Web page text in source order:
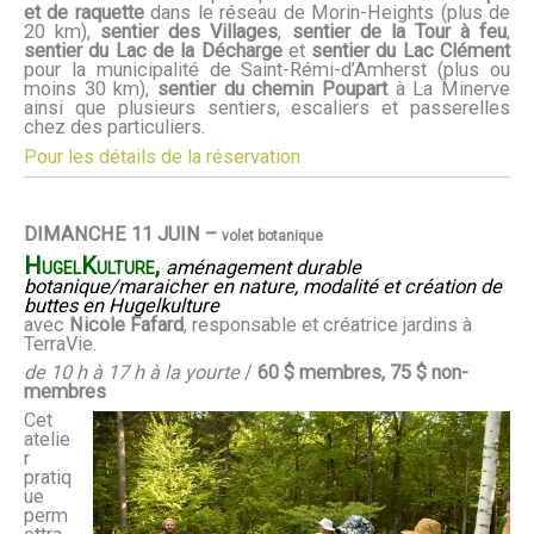
et de raquettedans le réseau de Morin-Heights (plus de
20 km), sentier des Villages, sentier de la Tour à feu,
sentier du Lac de la Déchargeet sentier du Lac Clément
pour la municipalité de Saint-Rémi-d’Amherst (plus ou
moins 30 km), sentier du chemin Poupartà La Minerve
ainsi que plusieurs sentiers, escaliers et passerelles
chez des particuliers.
Pour les détails de la réservation
DIMANCHE 11 JUIN – volet botanique
HugelKulture, aménagement durable
botanique/maraicher en nature, modalité et création de
buttes en Hugelkulture
avec Nicole Fafard, responsable et créatrice jardins à
TerraVie.
de 10 h à 17 h à la yourte/ 60 $ membres, 75 $ non-
membres
Cet
atelie
r
pratiq
ue
perm